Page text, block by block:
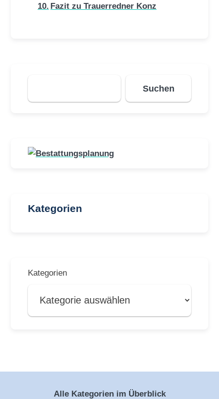
Fazit zu Trauerredner Konz
Suchen
Suchen
Kategorien
Kategorien
Alle Kategorien im Überblick